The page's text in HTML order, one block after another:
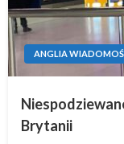
ANGLIA
Brytanii